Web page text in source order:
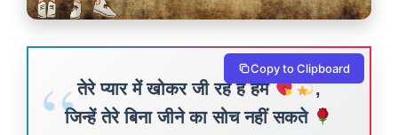
तेरे प्यार में खोकर जी रहे हैं हम
,
जिन्हें तेरे बिना जीने का सोच नहीं सकते
Copy to Clipboard